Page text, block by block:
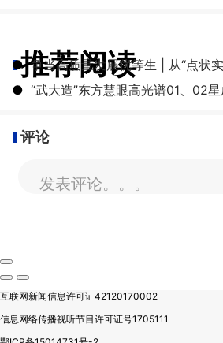
推荐阅读
● 争当高质量发展优等生 | 从“点状
● “武大造”东方慧眼高光谱01、02
评论
发表评论。。。
互联网新闻信息许可证42120170002
信息网络传播视听节目许可证号1705111